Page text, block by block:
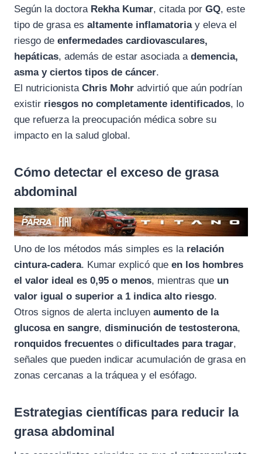
Según la doctora Rekha Kumar, citada por GQ, este
tipo de grasa es altamente inflamatoriay eleva el
riesgo de enfermedades cardiovasculares,
hepáticas, además de estar asociada a demencia,
asma y ciertos tipos de cáncer.
El nutricionista Chris Mohr advirtió que aún podrían
existir riesgos no completamente identificados, lo
que refuerza la preocupación médica sobre su
impacto en la salud global.
Cómo detectar el exceso de grasa
abdominal
Uno de los métodos más simples es la relación
cintura-cadera. Kumar explicó que en los hombres
el valor ideal es 0,95 o menos, mientras que un
valor igual o superior a 1 indica alto riesgo.
Otros signos de alerta incluyen aumento de la
glucosa en sangre, disminución de testosterona,
ronquidos frecuentes o dificultades para tragar,
señales que pueden indicar acumulación de grasa en
zonas cercanas a la tráquea y el esófago.
Estrategias científicas para reducir la
grasa abdominal